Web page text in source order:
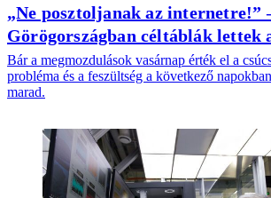
„Ne posztoljanak az internetre!”
Görögországban céltáblák lettek
Bár a megmozdulások vasárnap érték el a
probléma és a feszültség a következő
marad.